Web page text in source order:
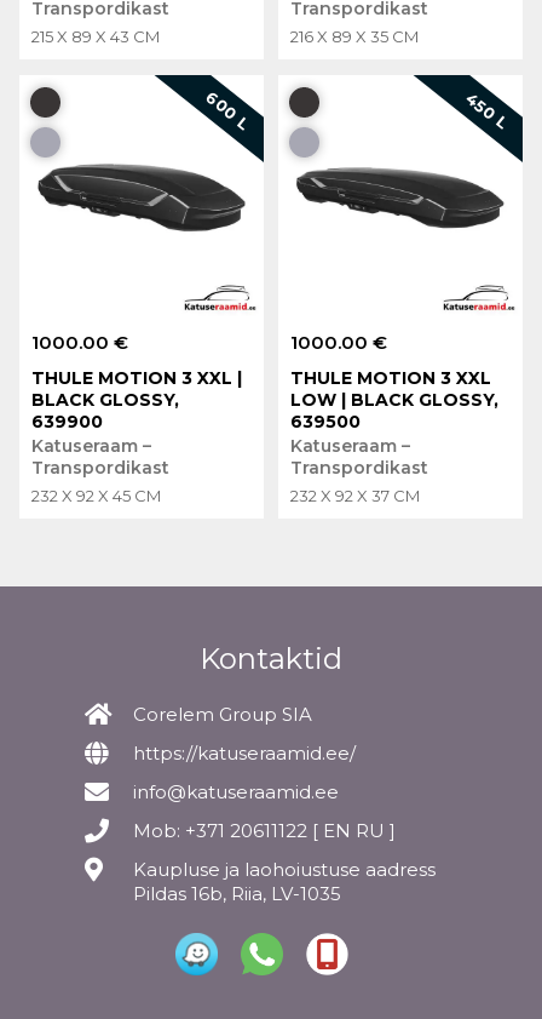
Transpordikast
215 X 89 X 43 CM
Transpordikast
216 X 89 X 35 CM
1000.00 €
THULE MOTION 3 XXL |
BLACK GLOSSY,
639900
Katuseraam –
Transpordikast
232 X 92 X 45 CM
600 L
1000.00 €
THULE MOTION 3 XXL
LOW | BLACK GLOSSY,
639500
Katuseraam –
Transpordikast
232 X 92 X 37 CM
450 L
Kontaktid
Corelem Group SIA
https://katuseraamid.ee/
info@katuseraamid.ee
Mob: +371 20611122 [ EN RU ]
Kaupluse ja laohoiustuse aadress
Pildas 16b, Riia, LV-1035